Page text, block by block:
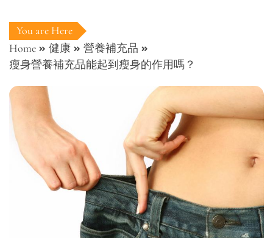
You are Here
Home
健康
營養補充品
瘦身營養補充品能起到瘦身的作用嗎？